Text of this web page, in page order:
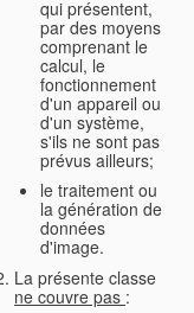
qui présentent,
par des moyens
comprenant le
calcul, le
fonctionnement
d'un appareil ou
d'un système,
s'ils ne sont pas
prévus ailleurs;
le traitement ou
la génération de
données
d'image.
La présente classe
ne couvre pas :